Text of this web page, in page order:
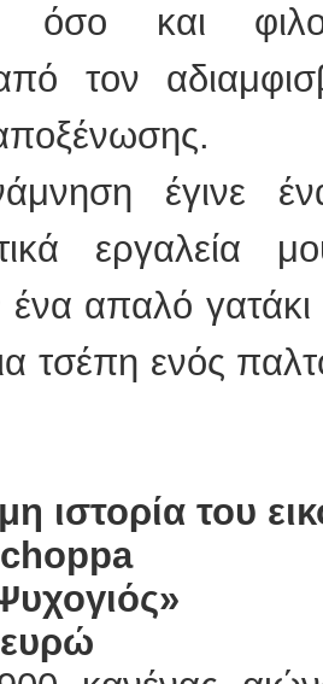
όσο και
τον
έγινε
εργαλεία
απαλό γατάκι
τσέπη ενός
ιστορία του